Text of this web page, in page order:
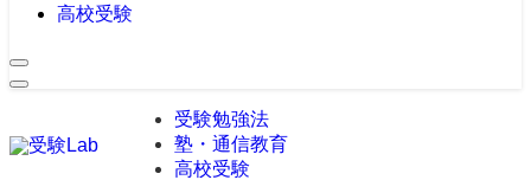
高校受験
受験勉強法
塾・通信教育
高校受験